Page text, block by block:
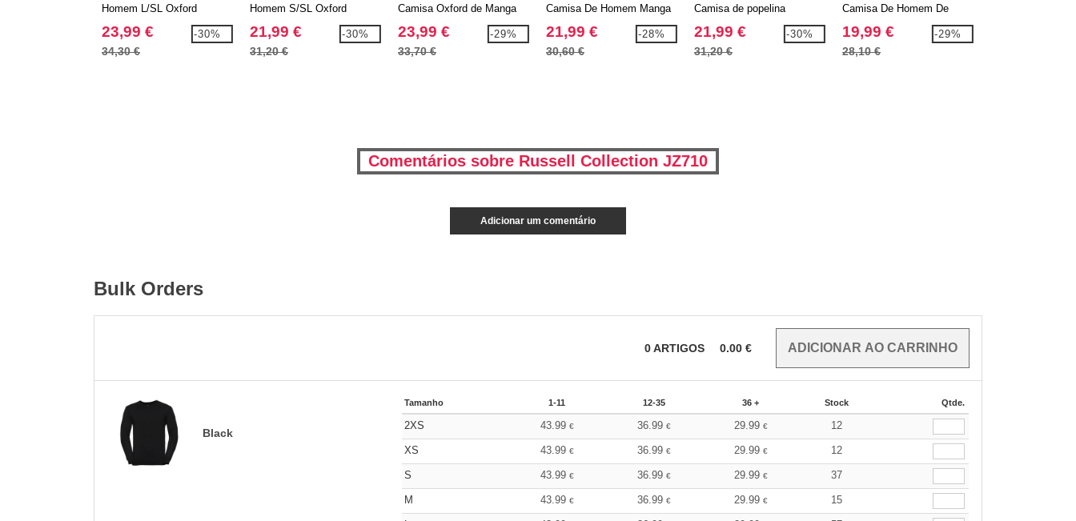
Homem L/SL Oxford
23,99 €
34,30 €
-30%
Homem S/SL Oxford
21,99 €
31,20 €
-30%
Camisa Oxford de Manga
Longa Easy Care Masculina
23,99 €
33,70 €
-29%
Camisa De Homem Manga
Curta - Easy Care Oxford
21,99 €
30,60 €
-28%
Camisa de popelina
masculina
21,99 €
31,20 €
-30%
Camisa De Homem De
Manga Curta - Polycotton
Easy Care Popline
19,99 €
28,10 €
-29%
Comentários sobre Russell Collection JZ710
Adicionar um comentário
Bulk Orders
0ARTIGOS 0.00 €
Black
Tamanho 1-11 12-35 36 + Stock Qtde.
2XS 43.99 € 36.99 € 29.99 € 12
XS 43.99 € 36.99 € 29.99 € 12
S 43.99 € 36.99 € 29.99 € 37
M 43.99 € 36.99 € 29.99 € 15